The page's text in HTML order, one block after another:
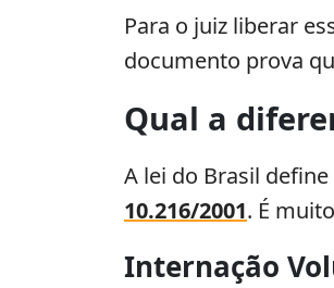
Para o juiz liberar
documento prova
Qual a
A lei do Brasil
10.216/2001. É
Internação